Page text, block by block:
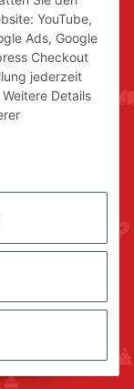
YouTube,
Ads, Google
Checkout
jederzeit
Details